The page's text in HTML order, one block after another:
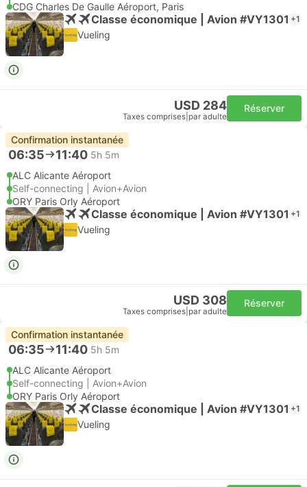
CDG Charles De Gaulle Aéroport, Paris
Classe économique | Avion #VY1301 +1
Vueling
USD 284
Taxes comprises par adulte
Réserver
Confirmation instantanée
06:35 11:40 5h 5m
ALC Alicante Aéroport
Self-connecting | Avion+Avion
ORY Paris Orly Aéroport
Classe économique | Avion #VY1301 +1
Vueling
USD 308
Taxes comprises par adulte
Réserver
Confirmation instantanée
06:35 11:40 5h 5m
ALC Alicante Aéroport
Self-connecting | Avion+Avion
ORY Paris Orly Aéroport
Classe économique | Avion #VY1301 +1
Vueling